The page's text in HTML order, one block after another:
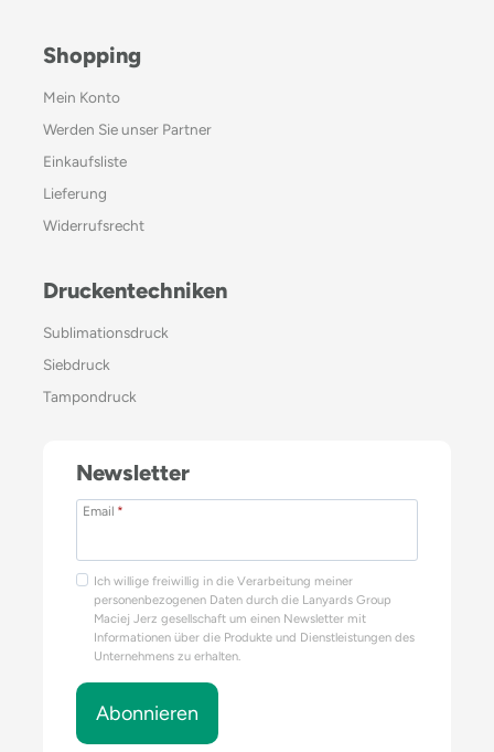
Shopping
Mein Konto
Werden Sie unser Partner
Einkaufsliste
Lieferung
Widerrufsrecht
Druckentechniken
Sublimationsdruck
Siebdruck
Tampondruck
Newsletter
Email *
Ich willige freiwillig in die Verarbeitung meiner
personenbezogenen Daten durch die Lanyards Group
Maciej Jerz gesellschaft um einen Newsletter mit
Informationen über die Produkte und Dienstleistungen des
Unternehmens zu erhalten.
Abonnieren